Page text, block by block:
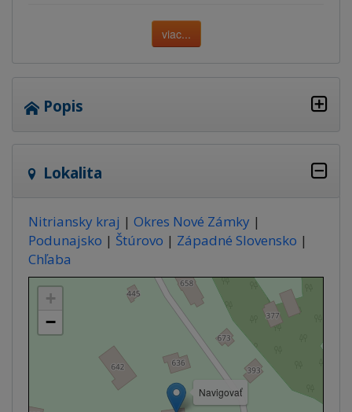
viac...
Popis
Lokalita
Nitriansky kraj | Okres Nové Zámky |
Podunajsko | Štúrovo | Západné Slovensko |
Chľaba
Navigovať
+
−